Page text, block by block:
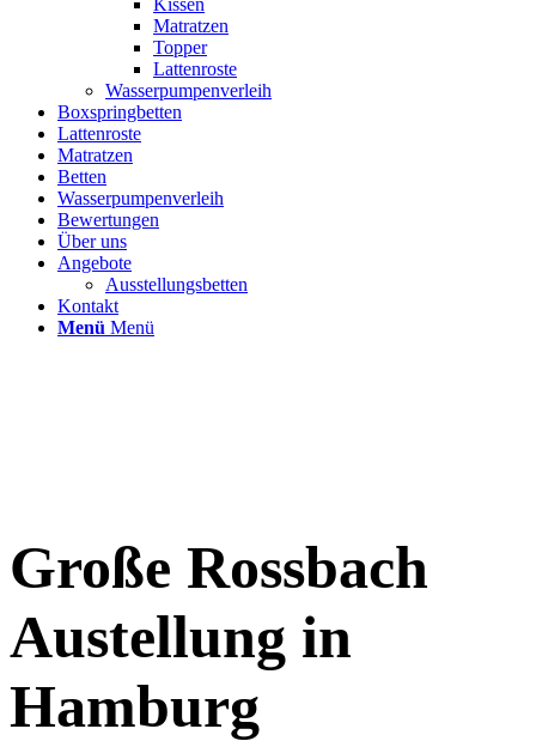
Kissen
Matratzen
Topper
Lattenroste
Wasserpumpenverleih
Boxspringbetten
Lattenroste
Matratzen
Betten
Wasserpumpenverleih
Bewertungen
Über uns
Angebote
Ausstellungsbetten
Kontakt
Menü Menü
Große Rossbach
Austellung in
Hamburg